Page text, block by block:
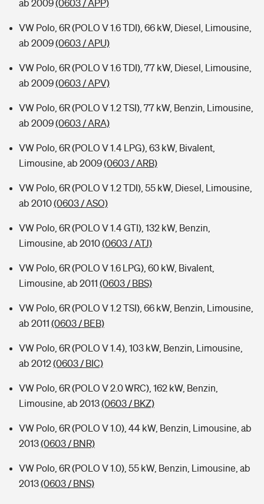
ab 2009(0603 / APP)
VW Polo, 6R (POLO V 1.6 TDI), 66 kW, Diesel, Limousine,
ab 2009(0603 / APU)
VW Polo, 6R (POLO V 1.6 TDI), 77 kW, Diesel, Limousine,
ab 2009(0603 / APV)
VW Polo, 6R (POLO V 1.2 TSI), 77 kW, Benzin, Limousine,
ab 2009(0603 / ARA)
VW Polo, 6R (POLO V 1.4 LPG), 63 kW, Bivalent,
Limousine, ab 2009(0603 / ARB)
VW Polo, 6R (POLO V 1.2 TDI), 55 kW, Diesel, Limousine,
ab 2010(0603 / ASO)
VW Polo, 6R (POLO V 1.4 GTI), 132 kW, Benzin,
Limousine, ab 2010(0603 / ATJ)
VW Polo, 6R (POLO V 1.6 LPG), 60 kW, Bivalent,
Limousine, ab 2011 (0603 / BBS)
VW Polo, 6R (POLO V 1.2 TSI), 66 kW, Benzin, Limousine,
ab 2011 (0603 / BEB)
VW Polo, 6R (POLO V 1.4), 103 kW, Benzin, Limousine,
ab 2012(0603 / BIC)
VW Polo, 6R (POLO V 2.0 WRC), 162 kW, Benzin,
Limousine, ab 2013(0603 / BKZ)
VW Polo, 6R (POLO V 1.0), 44 kW, Benzin, Limousine, ab
2013(0603 / BNR)
VW Polo, 6R (POLO V 1.0), 55 kW, Benzin, Limousine, ab
2013(0603 / BNS)